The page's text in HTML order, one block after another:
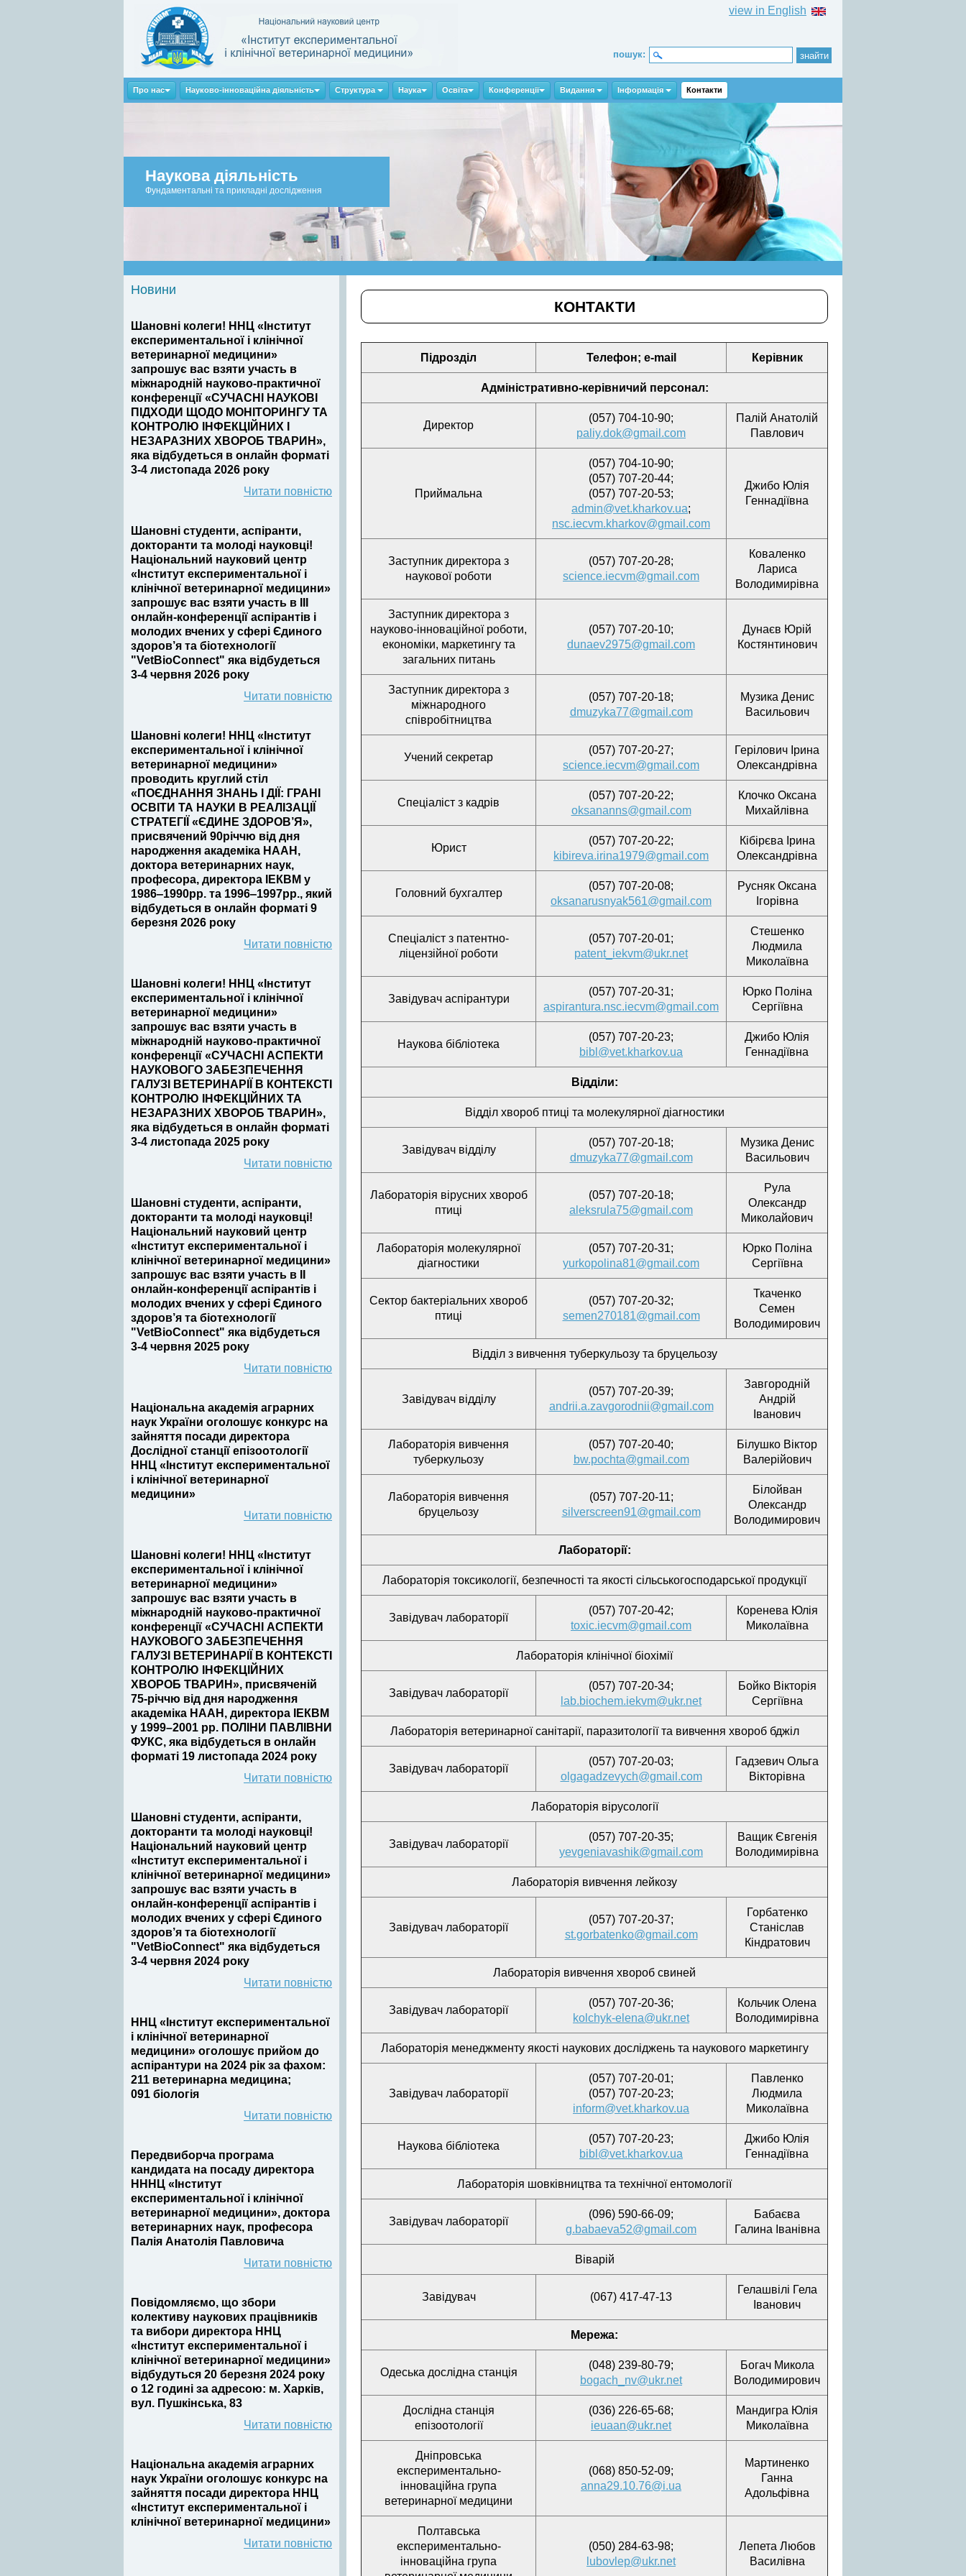
view in English
пошук:
Про нас Науково-інноваційна діяльність Структура Наука Освіта Конференції Видання Інформація Контакти
Наукова діяльність
Фундаментальні та прикладні дослідження
КОНТАКТИ
Підрозділ Телефон; e-mail Керівник
Адміністративно-керівничий персонал:
Директор
(057) 704-10-90;
paliy.dok@gmail.com
Палій Анатолій
Павлович
Приймальна
(057) 704-10-90;
(057) 707-20-44;
(057) 707-20-53;
admin@vet.kharkov.ua;
nsc.iecvm.kharkov@gmail.com
Джибо Юлія
Геннадіївна
Заступник директора з
наукової роботи
(057) 707-20-28;
science.iecvm@gmail.com
Коваленко
Лариса
Володимирівна
Заступник директора з
науково-інноваційної роботи,
економіки, маркетингу та
загальних питань
(057) 707-20-10;
dunaev2975@gmail.com
Дунаєв Юрій
Костянтинович
Заступник директора з
міжнародного
співробітництва
(057) 707-20-18;
dmuzyka77@gmail.com
Музика Денис
Васильович
Учений секретар
(057) 707-20-27;
science.iecvm@gmail.com
Герілович Ірина
Олександрівна
Спеціаліст з кадрів
(057) 707-20-22;
oksananns@gmail.com
Клочко Оксана
Михайлівна
Юрист
(057) 707-20-22;
kibireva.irina1979@gmail.com
Кібірєва Ірина
Олександрівна
Головний бухгалтер
(057) 707-20-08;
oksanarusnyak561@gmail.com
Русняк Оксана
Ігорівна
Спеціаліст з патентно-
ліцензійної роботи
(057) 707-20-01;
patent_iekvm@ukr.net
Стешенко
Людмила
Миколаївна
Завідувач аспірантури
(057) 707-20-31;
aspirantura.nsc.iecvm@gmail.com
Юрко Поліна
Сергіївна
Наукова бібліотека
(057) 707-20-23;
bibl@vet.kharkov.ua
Джибо Юлія
Геннадіївна
Відділи:
Відділ хвороб птиці та молекулярної діагностики
Завідувач відділу
(057) 707-20-18;
dmuzyka77@gmail.com
Музика Денис
Васильович
Лабораторія вірусних хвороб
птиці
(057) 707-20-18;
aleksrula75@gmail.com
Рула
Олександр
Миколайович
Лабораторія молекулярної
діагностики
(057) 707-20-31;
yurkopolina81@gmail.com
Юрко Поліна
Сергіївна
Сектор бактеріальних хвороб
птиці
(057) 707-20-32;
semen270181@gmail.com
Ткаченко
Семен
Володимирович
Відділ з вивчення туберкульозу та бруцельозу
Завідувач відділу
(057) 707-20-39;
andrii.a.zavgorodnii@gmail.com
Завгородній
Андрій
Іванович
Лабораторія вивчення
туберкульозу
(057) 707-20-40;
bw.pochta@gmail.com
Білушко Віктор
Валерійович
Лабораторія вивчення
бруцельозу
(057) 707-20-11;
silverscreen91@gmail.com
Білойван
Олександр
Володимирович
Лабораторії:
Лабораторія токсикології, безпечності та якості сільськогосподарської продукції
Завідувач лабораторії
(057) 707-20-42;
toxic.iecvm@gmail.com
Коренева Юлія
Миколаївна
Лабораторія клінічної біохімії
Завідувач лабораторії
(057) 707-20-34;
lab.biochem.iekvm@ukr.net
Бойко Вікторія
Сергіївна
Лабораторія ветеринарної санітарії, паразитології та вивчення хвороб бджіл
Завідувач лабораторії
(057) 707-20-03;
olgagadzevych@gmail.com
Гадзевич Ольга
Вікторівна
Лабораторія вірусології
Завідувач лабораторії
(057) 707-20-35;
yevgeniavashik@gmail.com
Ващик Євгенія
Володимирівна
Лабораторія вивчення лейкозу
Завідувач лабораторії
(057) 707-20-37;
st.gorbatenko@gmail.com
Горбатенко
Станіслав
Кіндратович
Лабораторія вивчення хвороб свиней
Завідувач лабораторії
(057) 707-20-36;
kolchyk-elena@ukr.net
Кольчик Олена
Володимирівна
Лабораторія менеджменту якості наукових досліджень та наукового маркетингу
Завідувач лабораторії
(057) 707-20-01;
(057) 707-20-23;
inform@vet.kharkov.ua
Павленко
Людмила
Миколаївна
Наукова бібліотека
(057) 707-20-23;
bibl@vet.kharkov.ua
Джибо Юлія
Геннадіївна
Лабораторія шовківництва та технічної ентомології
Завідувач лабораторії
(096) 590-66-09;
g.babaeva52@gmail.com
Бабаєва
Галина Іванівна
Віварій
Завідувач (067) 417-47-13
Гелашвілі Гела
Іванович
Мережа:
Одеська дослідна станція
(048) 239-80-79;
bogach_nv@ukr.net
Богач Микола
Володимирович
Дослідна станція
епізоотології
(036) 226-65-68;
ieuaan@ukr.net
Мандигра Юлія
Миколаївна
Дніпровська
експериментально-
інноваційна група
ветеринарної медицини
(068) 850-52-09;
anna29.10.76@i.ua
Мартиненко
Ганна
Адольфівна
Полтавська
експериментально-
інноваційна група
(050) 284-63-98;
lubovlep@ukr.net
Лепета Любов
Василівна
Новини
Шановні колеги! ННЦ «Інститут
експериментальної і клінічної
ветеринарної медицини»
запрошує вас взяти участь в
міжнародній науково-практичної
конференції «СУЧАСНІ НАУКОВІ
ПІДХОДИ ЩОДО МОНІТОРИНГУ ТА
КОНТРОЛЮ ІНФЕКЦІЙНИХ І
НЕЗАРАЗНИХ ХВОРОБ ТВАРИН»,
яка відбудеться в онлайн форматі
3-4 листопада 2026 року
Читати повністю
Шановні студенти, аспіранти,
докторанти та молоді науковці!
Національний науковий центр
«Інститут експериментальної і
клінічної ветеринарної медицини»
запрошує вас взяти участь в III
онлайн-конференції аспірантів і
молодих вчених у сфері Єдиного
здоров’я та біотехнології
"VetBioConnect" яка відбудеться
3-4 червня 2026 року
Читати повністю
Шановні колеги! ННЦ «Інститут
експериментальної і клінічної
ветеринарної медицини»
проводить круглий стіл
«ПОЄДНАННЯ ЗНАНЬ І ДІЇ: ГРАНІ
ОСВІТИ ТА НАУКИ В РЕАЛІЗАЦІЇ
СТРАТЕГІЇ «ЄДИНЕ ЗДОРОВ’Я»,
присвячений 90річчю від дня
народження академіка НААН,
доктора ветеринарних наук,
професора, директора ІЕКВМ у
1986‒1990рр. та 1996‒1997рр., який
відбудеться в онлайн форматі 9
березня 2026 року
Читати повністю
Шановні колеги! ННЦ «Інститут
експериментальної і клінічної
ветеринарної медицини»
запрошує вас взяти участь в
міжнародній науково-практичної
конференції «СУЧАСНІ АСПЕКТИ
НАУКОВОГО ЗАБЕЗПЕЧЕННЯ
ГАЛУЗІ ВЕТЕРИНАРІЇ В КОНТЕКСТІ
КОНТРОЛЮ ІНФЕКЦІЙНИХ ТА
НЕЗАРАЗНИХ ХВОРОБ ТВАРИН»,
яка відбудеться в онлайн форматі
3-4 листопада 2025 року
Читати повністю
Шановні студенти, аспіранти,
докторанти та молоді науковці!
Національний науковий центр
«Інститут експериментальної і
клінічної ветеринарної медицини»
запрошує вас взяти участь в II
онлайн-конференції аспірантів і
молодих вчених у сфері Єдиного
здоров’я та біотехнології
"VetBioConnect" яка відбудеться
3-4 червня 2025 року
Читати повністю
Національна академія аграрних
наук України оголошує конкурс на
зайняття посади директора
Дослідної станції епізоотології
ННЦ «Інститут експериментальної
і клінічної ветеринарної
медицини»
Читати повністю
Шановні колеги! ННЦ «Інститут
експериментальної і клінічної
ветеринарної медицини»
запрошує вас взяти участь в
міжнародній науково-практичної
конференції «СУЧАСНІ АСПЕКТИ
НАУКОВОГО ЗАБЕЗПЕЧЕННЯ
ГАЛУЗІ ВЕТЕРИНАРІЇ В КОНТЕКСТІ
КОНТРОЛЮ ІНФЕКЦІЙНИХ
ХВОРОБ ТВАРИН», присвяченій
75-річчю від дня народження
академіка НААН, директора ІЕКВМ
у 1999–2001 рр. ПОЛІНИ ПАВЛІВНИ
ФУКС, яка відбудеться в онлайн
форматі 19 листопада 2024 року
Читати повністю
Шановні студенти, аспіранти,
докторанти та молоді науковці!
Національний науковий центр
«Інститут експериментальної і
клінічної ветеринарної медицини»
запрошує вас взяти участь в
онлайн-конференції аспірантів і
молодих вчених у сфері Єдиного
здоров’я та біотехнології
"VetBioConnect" яка відбудеться
3-4 червня 2024 року
Читати повністю
ННЦ «Інститут експериментальної
і клінічної ветеринарної
медицини» оголошує прийом до
аспірантури на 2024 рік за фахом:
211 ветеринарна медицина;
091 біологія
Читати повністю
Передвиборча програма
кандидата на посаду директора
НННЦ «Інститут
експериментальної і клінічної
ветеринарної медицини», доктора
ветеринарних наук, професора
Палія Анатолія Павловича
Читати повністю
Повідомляємо, що збори
колективу наукових працівників
та вибори директора ННЦ
«Інститут експериментальної і
клінічної ветеринарної медицини»
відбудуться 20 березня 2024 року
о 12 годині за адресою: м. Харків,
вул. Пушкінська, 83
Читати повністю
Національна академія аграрних
наук України оголошує конкурс на
зайняття посади директора ННЦ
«Інститут експериментальної і
клінічної ветеринарної медицини»
Читати повністю